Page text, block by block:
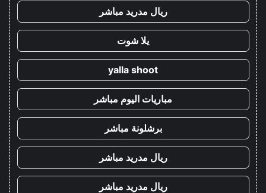
ريال مدريد مباشر
يلا شوت
yalla shoot
مباريات اليوم مباشر
برشلونة مباشر
ريال مدريد مباشر
ريال مدريد مباشر